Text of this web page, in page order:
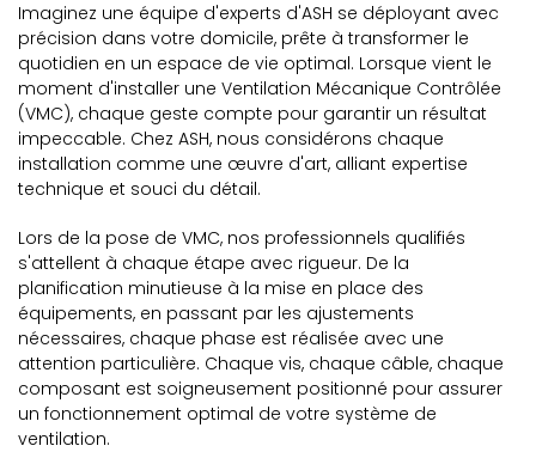
Imaginez une équipe d'experts d'ASH se déployant avec
précision dans votre domicile, prête à transformer le
quotidien en un espace de vie optimal. Lorsque vient le
moment d'installer une Ventilation Mécanique Contrôlée
(VMC), chaque geste compte pour garantir un résultat
impeccable. Chez ASH, nous considérons chaque
installation comme une œuvre d'art, alliant expertise
technique et souci du détail.
Lors de la pose de VMC, nos professionnels qualifiés
s'attellent à chaque étape avec rigueur. De la
planification minutieuse à la mise en place des
équipements, en passant par les ajustements
nécessaires, chaque phase est réalisée avec une
attention particulière. Chaque vis, chaque câble, chaque
composant est soigneusement positionné pour assurer
un fonctionnement optimal de votre système de
ventilation.